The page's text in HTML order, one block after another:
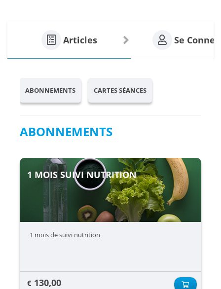
Articles Se
ABONNEMENTS CARTES SÉANCES
ABONNEMENTS
1 MOIS SUIVI NUTRITION
1 mois de suivi nutrition
€ 130,00